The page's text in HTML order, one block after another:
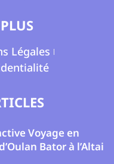
Légales
Voyage en
Bator à l’Altai